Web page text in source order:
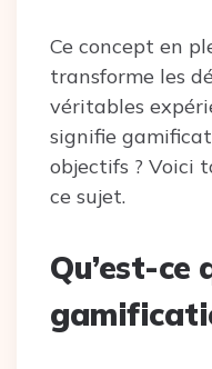
Ce concept en
transforme les
véritables
signifie
objectifs ? Voici
ce sujet.
Qu’est-ce